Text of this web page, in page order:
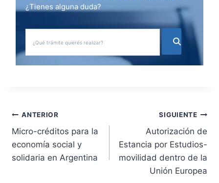
¿Tienes alguna duda?
N
a
v
ANTERIOR
Micro-créditos para la
economía social y
solidaria en Argentina
SIGUIENTE
Autorización de
Estancia por Estudios-
movilidad dentro de la
Unión Europea